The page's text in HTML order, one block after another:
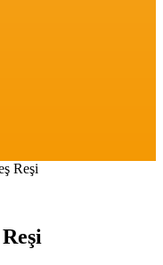
Reşi